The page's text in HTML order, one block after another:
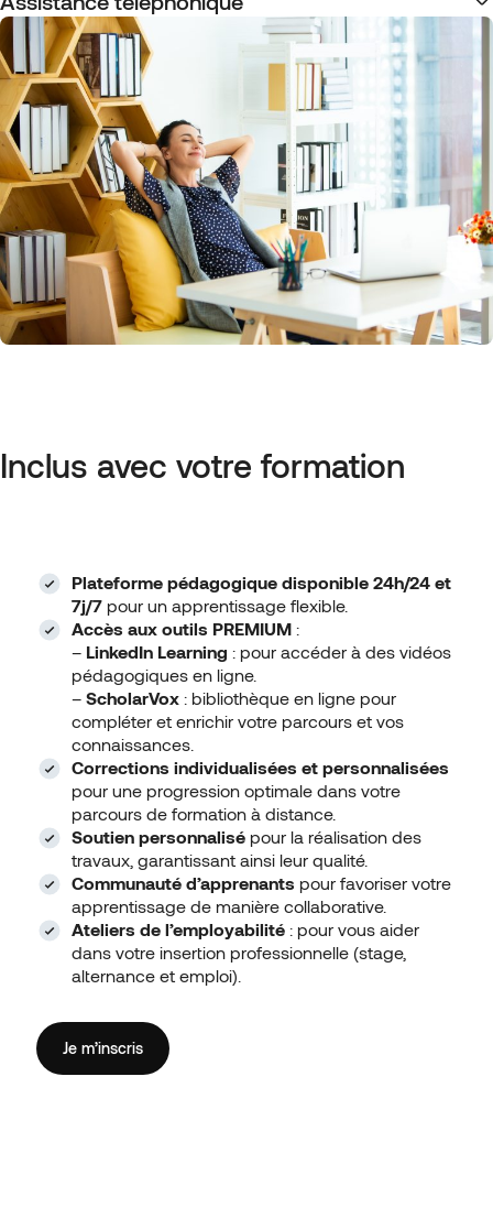
Inclus avec votre formation
Plateforme pédagogique disponible 24h/24 et
7j/7 pour un apprentissage flexible.
Accès aux outils PREMIUM :
– LinkedIn Learning : pour accéder à des vidéos
pédagogiques en ligne.
–ScholarVox : bibliothèque en ligne pour
compléter et enrichir votre parcours et vos
connaissances.
Corrections individualisées et personnalisées
pour une progression optimale dans votre
parcours de formation à distance.
Soutien personnalisé pour la réalisation des
travaux, garantissant ainsi leur qualité.
Communauté d’apprenants pour favoriser votre
apprentissage de manière collaborative.
Ateliers de l’employabilité : pour vous aider
dans votre insertion professionnelle (stage,
alternance et emploi).
Je m’inscris